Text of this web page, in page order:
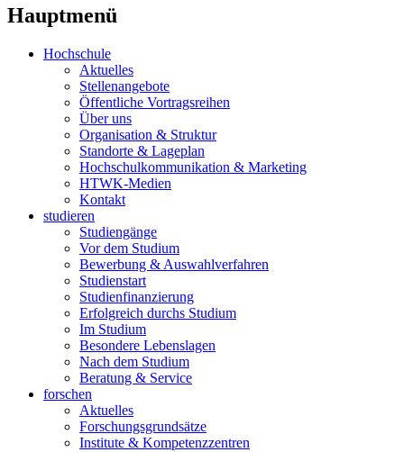
Hauptmenü
Hochschule
Aktuelles
Stellenangebote
Öffentliche Vortragsreihen
Über uns
Organisation & Struktur
Standorte & Lageplan
Hochschulkommunikation & Marketing
HTWK-Medien
Kontakt
studieren
Studiengänge
Vor dem Studium
Bewerbung & Auswahlverfahren
Studienstart
Studienfinanzierung
Erfolgreich durchs Studium
Im Studium
Besondere Lebenslagen
Nach dem Studium
Beratung & Service
forschen
Aktuelles
Forschungsgrundsätze
Institute & Kompetenzzentren